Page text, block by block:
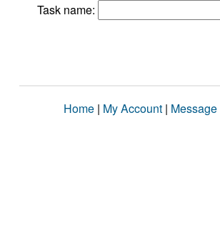
Task name:
Home | My Account |